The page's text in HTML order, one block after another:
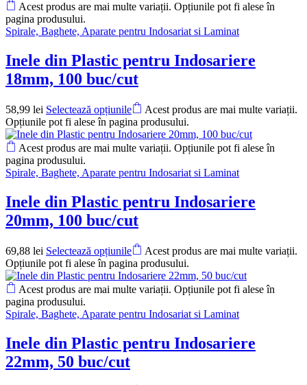
Acest produs are mai multe variații. Opțiunile pot fi alese în
pagina produsului.
Spirale, Baghete, Aparate pentru Indosariat si Laminat
Inele din Plastic pentru Indosariere
18mm, 100 buc/cut
58,99 lei Selectează opțiunile
Acest produs are mai multe variații.
Opțiunile pot fi alese în pagina produsului.
Acest produs are mai multe variații. Opțiunile pot fi alese în
pagina produsului.
Spirale, Baghete, Aparate pentru Indosariat si Laminat
Inele din Plastic pentru Indosariere
20mm, 100 buc/cut
69,88 lei Selectează opțiunile
Acest produs are mai multe variații.
Opțiunile pot fi alese în pagina produsului.
Acest produs are mai multe variații. Opțiunile pot fi alese în
pagina produsului.
Spirale, Baghete, Aparate pentru Indosariat si Laminat
Inele din Plastic pentru Indosariere
22mm, 50 buc/cut